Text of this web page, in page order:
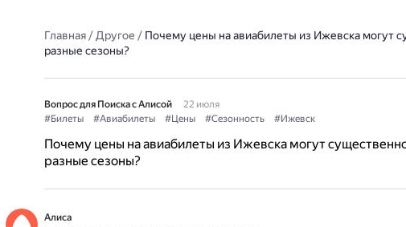
Главная/Другое / Почему цены на авиабилеты из Ижевска могут
разные сезоны?
Вопрос для Поиска с Алисой
22 июля
#Билеты
#Авиабилеты #Цены #Сезонность #Ижевск
Почему цены на авиабилеты из Ижевска могут
разные сезоны?
Алиса